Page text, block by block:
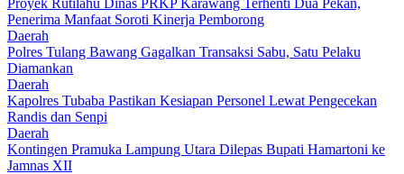
Penerima Manfaat Soroti Kinerja Pemborong
Daerah
Polres Tulang Bawang Gagalkan Transaksi Sabu, Satu Pelaku
Diamankan
Daerah
Kapolres Tubaba Pastikan Kesiapan Personel Lewat Pengecekan
Randis dan Senpi
Daerah
Kontingen Pramuka Lampung Utara Dilepas Bupati Hamartoni ke
Jamnas XII